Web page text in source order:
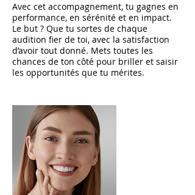
Avec cet accompagnement, tu gagnes en
performance, en sérénité et en impact.
Le but ? Que tu sortes de chaque
audition fier de toi, avec la satisfaction
d’avoir tout donné. Mets toutes les
chances de ton côté pour briller et saisir
les opportunités que tu mérites.